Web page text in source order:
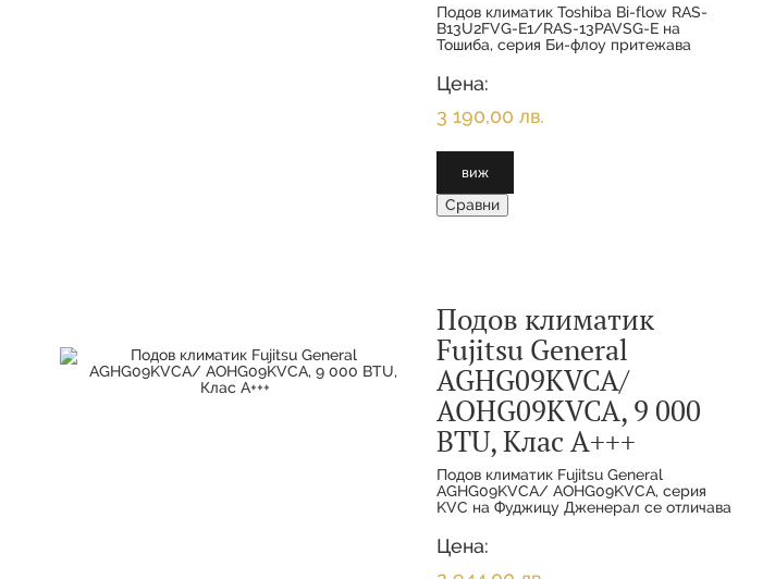
Подов климатик Toshiba Bi-flow RAS-
B13U2FVG-E1/RAS-13PAVSG-E на
Тошиба, серия Би-флоу притежава
подходящо за подов и нискостенен
монтаж с възможност за поставяне на
WiFi к
Цена:
3 190,00 лв.
виж
Сравни
Подов климатик
Fujitsu General
AGHG09KVCA/
AOHG09KVCA, 9 000
BTU, Клас А+++
Подов климатик Fujitsu General
AGHG09KVCA/ AOHG09KVCA, серия
KVC на Фуджицу Дженерал се отличава
енергийна ефективност А+++/А+ и
хладилен агент R32. Звуковото налягане
на
Цена: